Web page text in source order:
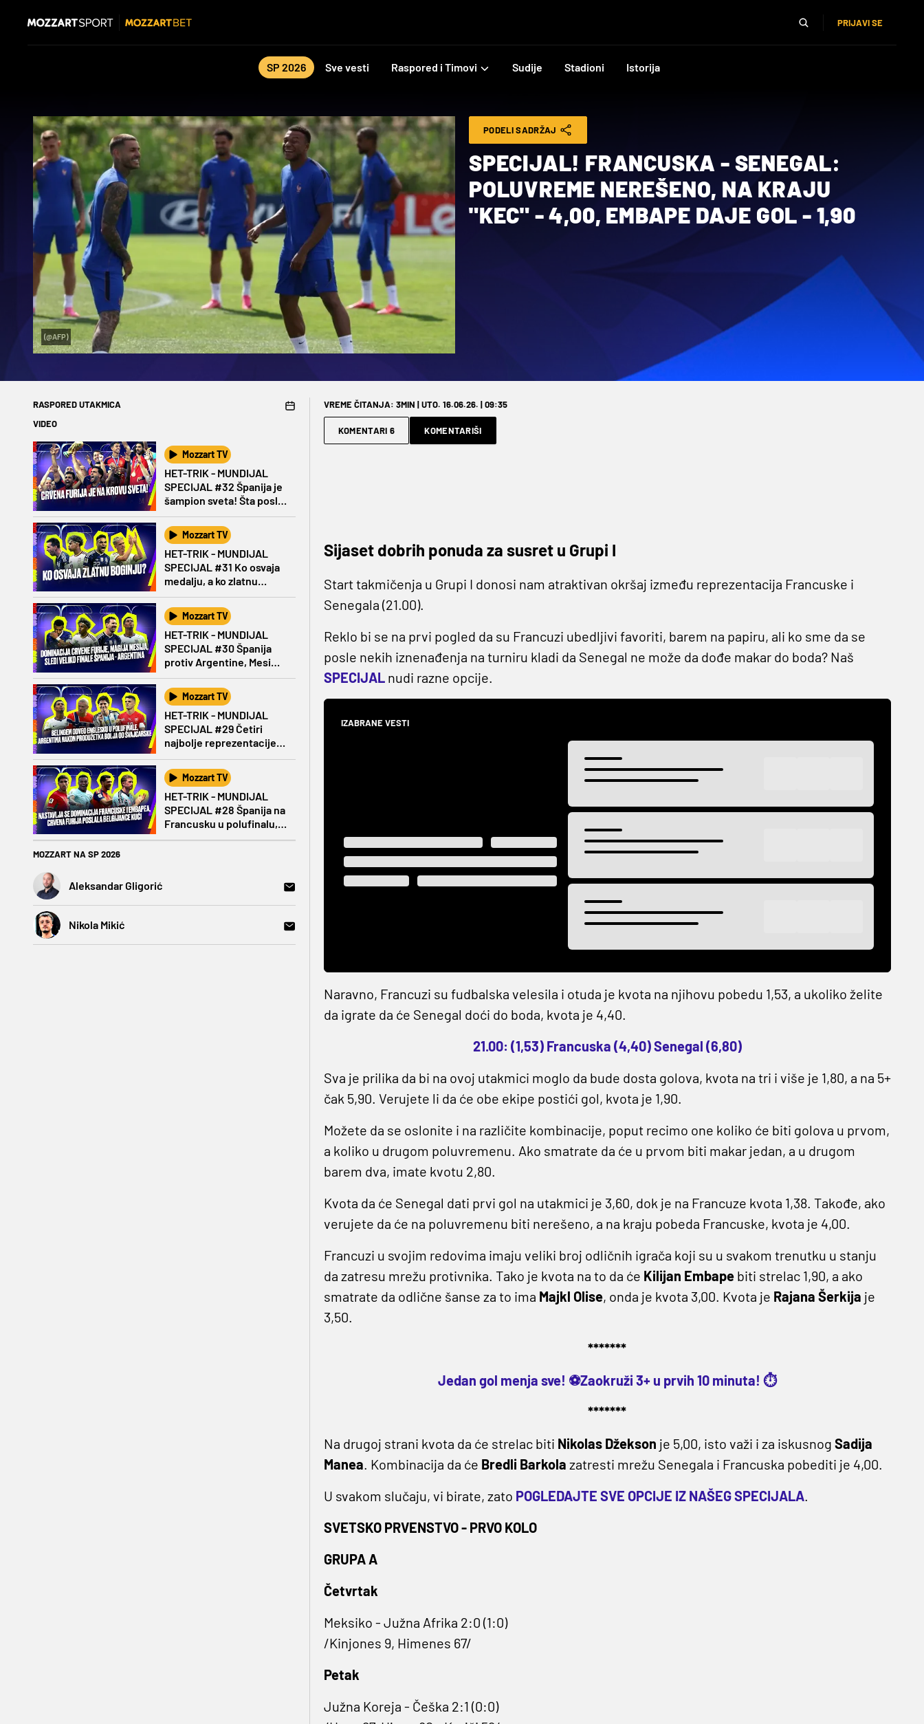
PRIJAVI SE
SP 2026 Sve vesti Raspored i Timovi Sudije Stadioni Istorija
(@AFP)
PODELI SADRŽAJ
SPECIJAL! FRANCUSKA - SENEGAL:
POLUVREME NEREŠENO, NA KRAJU
"KEC" - 4,00, EMBAPE DAJE GOL - 1,90
RASPORED UTAKMICA
VIDEO
Mozzart TV
HET-TRIK - MUNDIJAL
SPECIJAL #32 Španija je
šampion sveta! Šta posle
Mesija?
Mozzart TV
HET-TRIK - MUNDIJAL
SPECIJAL #31 Ko osvaja
medalju, a ko zlatnu
Boginju?
Mozzart TV
HET-TRIK - MUNDIJAL
SPECIJAL #30 Španija
protiv Argentine, Mesi
protiv Jamala
Mozzart TV
HET-TRIK - MUNDIJAL
SPECIJAL #29 Četiri
najbolje reprezentacije u
polufinalu Mundijala!
Mozzart TV
HET-TRIK - MUNDIJAL
SPECIJAL #28 Španija na
Francusku u polufinalu,
ko se pridružuje?
MOZZART NA SP 2026
Aleksandar Gligorić
Nikola Mikić
VREME ČITANJA: 3MIN | UTO. 16.06.26. | 09:35
KOMENTARI 6 KOMENTARIŠI
Sijaset dobrih ponuda za susret u Grupi I
Start takmičenja u Grupi I donosi nam atraktivan okršaj između reprezentacija Francuske i
Senegala (21.00).
Reklo bi se na prvi pogled da su Francuzi ubedljivi favoriti, barem na papiru, ali ko sme da se
posle nekih iznenađenja na turniru kladi da Senegal ne može da dođe makar do boda? Naš
SPECIJALnudi razne opcije.
IZABRANE VESTI
Naravno, Francuzi su fudbalska velesila i otuda je kvota na njihovu pobedu 1,53, a ukoliko želite
da igrate da će Senegal doći do boda, kvota je 4,40.
21.00: (1,53) Francuska (4,40) Senegal (6,80)
Sva je prilika da bi na ovoj utakmici moglo da bude dosta golova, kvota na tri i više je 1,80, a na 5+
čak 5,90. Verujete li da će obe ekipe postići gol, kvota je 1,90.
Možete da se oslonite i na različite kombinacije, poput recimo one koliko će biti golova u prvom,
a koliko u drugom poluvremenu. Ako smatrate da će u prvom biti makar jedan, a u drugom
barem dva, imate kvotu 2,80.
Kvota da će Senegal dati prvi gol na utakmici je 3,60, dok je na Francuze kvota 1,38. Takođe, ako
verujete da će na poluvremenu biti nerešeno, a na kraju pobeda Francuske, kvota je 4,00.
Francuzi u svojim redovima imaju veliki broj odličnih igrača koji su u svakom trenutku u stanju
da zatresu mrežu protivnika. Tako je kvota na to da će Kilijan Embapebiti strelac 1,90, a ako
smatrate da odlične šanse za to ima Majkl Olise, onda je kvota 3,00. Kvota je Rajana Šerkija je
3,50.
*******
Jedan gol menja sve! ⚽Zaokruži 3+ u prvih 10 minuta! ⏱️
*******
Na drugoj strani kvota da će strelac biti Nikolas Džekson je 5,00, isto važi i za iskusnog Sadija
Manea. Kombinacija da će Bredli Barkola zatresti mrežu Senegala i Francuska pobediti je 4,00.
U svakom slučaju, vi birate, zato POGLEDAJTE SVE OPCIJE IZ NAŠEG SPECIJALA.
SVETSKO PRVENSTVO - PRVO KOLO
GRUPA A
Četvrtak
Meksiko - Južna Afrika 2:0 (1:0)
/Kinjones 9, Himenes 67/
Petak
Južna Koreja - Češka 2:1 (0:0)